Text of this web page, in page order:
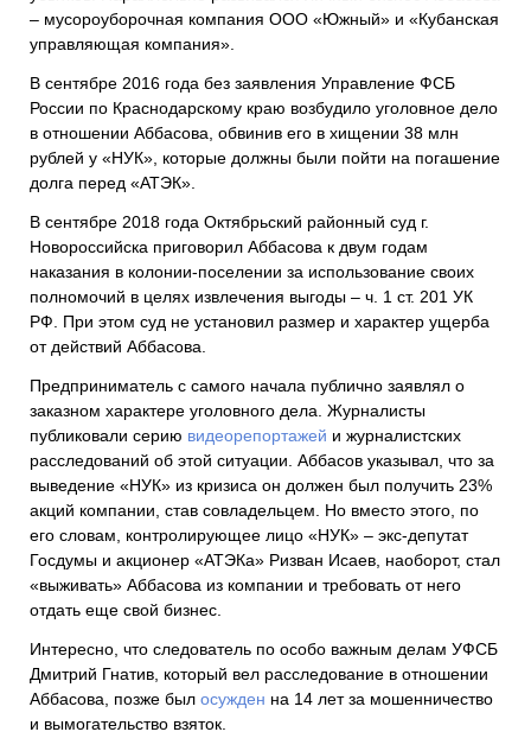
– мусороуборочная компания ООО «Южный» и «Кубанская
управляющая компания».
В сентябре 2016 года без заявления Управление ФСБ
России по Краснодарскому краю возбудило уголовное дело
в отношении Аббасова, обвинив его в хищении 38 млн
рублей у «НУК», которые должны были пойти на погашение
долга перед «АТЭК».
В сентябре 2018 года Октябрьский районный суд г.
Новороссийска приговорил Аббасова к двум годам
наказания в колонии-поселении за использование своих
полномочий в целях извлечения выгоды – ч. 1 ст. 201 УК
РФ. При этом суд не установил размер и характер ущерба
от действий Аббасова.
Предприниматель с самого начала публично заявлял о
заказном характере уголовного дела. Журналисты
публиковали серию видеорепортажей и журналистских
расследований об этой ситуации. Аббасов указывал, что за
выведение «НУК» из кризиса он должен был получить 23%
акций компании, став совладельцем. Но вместо этого, по
его словам, контролирующее лицо «НУК» – экс-депутат
Госдумы и акционер «АТЭКа» Ризван Исаев, наоборот, стал
«выживать» Аббасова из компании и требовать от него
отдать еще свой бизнес.
Интересно, что следователь по особо важным делам УФСБ
Дмитрий Гнатив, который вел расследование в отношении
Аббасова, позже был осужден на 14 лет за мошенничество
и вымогательство взяток.